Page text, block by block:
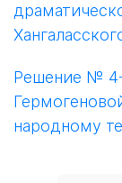
Решение №
народному